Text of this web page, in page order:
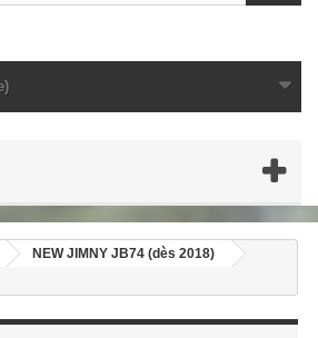
NEW JIMNY JB74 (dès 2018)